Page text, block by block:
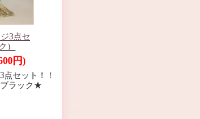
3点セ
）
円)
セット！！
ブラック★